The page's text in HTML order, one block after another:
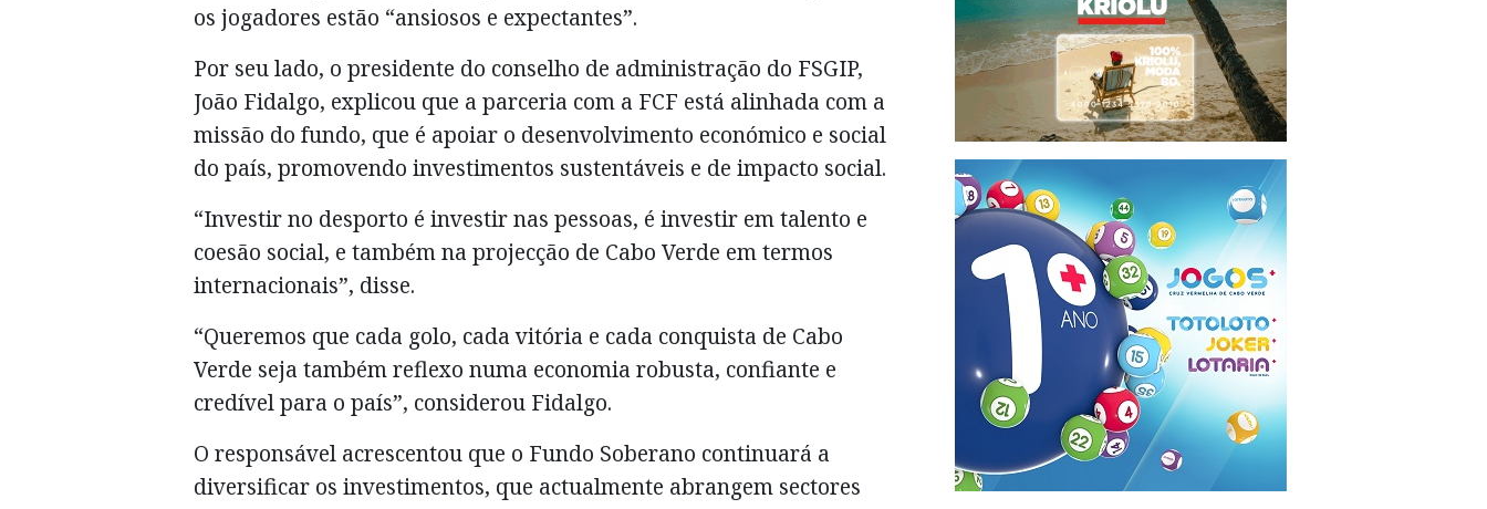
os jogadores estão “ansiosos e expectantes”.
Por seu lado, o presidente do conselho de administração do FSGIP,
João Fidalgo, explicou que a parceria com a FCF está alinhada com a
missão do fundo, que é apoiar o desenvolvimento económico e social
do país, promovendo investimentos sustentáveis e de impacto social.
“Investir no desporto é investir nas pessoas, é investir em talento e
coesão social, e também na projecção de Cabo Verde em termos
internacionais”, disse.
“Queremos que cada golo, cada vitória e cada conquista de Cabo
Verde seja também reflexo numa economia robusta, confiante e
credível para o país”, considerou Fidalgo.
O responsável acrescentou que o Fundo Soberano continuará a
diversificar os investimentos, que actualmente abrangem sectores